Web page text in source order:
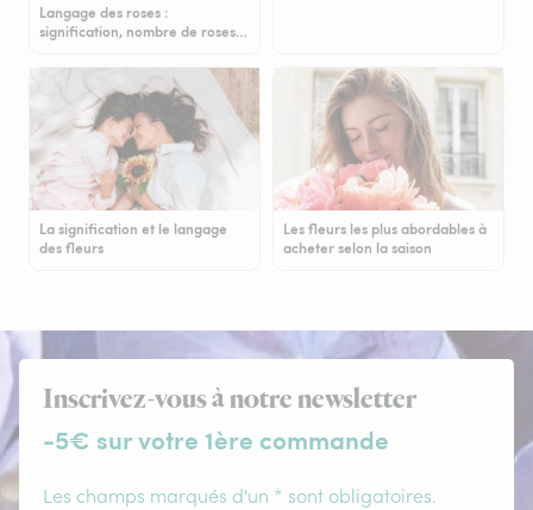
Langage des roses :
signification, nombre de roses…
La signification et le langage
des fleurs
Les fleurs les plus abordables à
acheter selon la saison
Inscrivez-vous à notre newsletter
-5€ sur votre 1ère commande
Les champs marqués d'un * sont obligatoires.